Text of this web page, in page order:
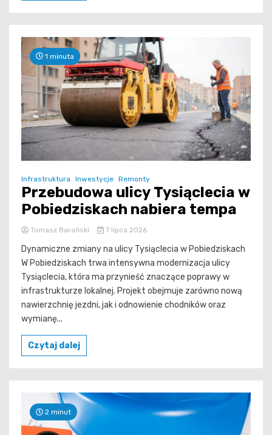
1 minuta
Infrastruktura Inwestycje Remonty
Przebudowa ulicy Tysiąclecia w
Pobiedziskach nabiera tempa
Tomasz Barański 7 lipca 2026
Dynamiczne zmiany na ulicy Tysiąclecia w Pobiedziskach
W Pobiedziskach trwa intensywna modernizacja ulicy
Tysiąclecia, która ma przynieść znaczące poprawy w
infrastrukturze lokalnej. Projekt obejmuje zarówno nową
nawierzchnię jezdni, jak i odnowienie chodników oraz
wymianę...
Czytaj dalej
2 minut